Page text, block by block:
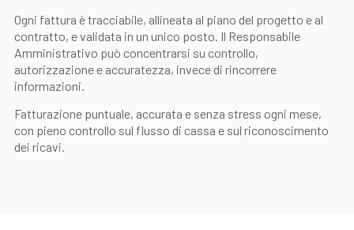
Ogni fattura è tracciabile, allineata al piano del progetto e al
contratto, e validata in un unico posto. Il Responsabile
Amministrativo può concentrarsi su controllo,
autorizzazione e accuratezza, invece di rincorrere
informazioni.
Fatturazione puntuale, accurata e senza stress ogni mese,
con pieno controllo sul flusso di cassa e sul riconoscimento
dei ricavi.